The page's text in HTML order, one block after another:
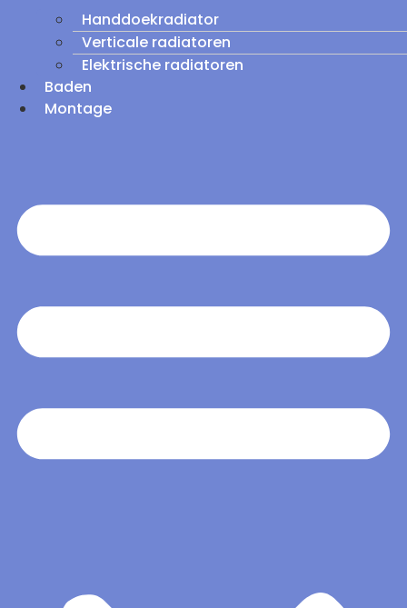
Handdoekradiator
Verticale radiatoren
Elektrische radiatoren
Baden
Montage